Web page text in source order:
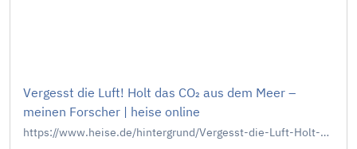
Vergesst die Luft! Holt das CO₂ aus dem Meer –
meinen Forscher | heise online
https://www.heise.de/hintergrund/Vergesst-die-Luft-Holt-das-CO-aus-dem-Meer-meinen-Forscher-7533221.html